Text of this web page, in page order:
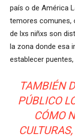
país o de América
temores comunes,
de lxs niñxs son
la zona donde esa
establecer
TAMBIÉN
PÚBLICO
CÓMO